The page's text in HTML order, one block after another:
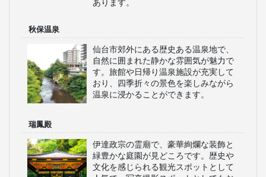
あります。
秋保温泉
仙台市郊外にある歴史ある温泉地で、
自然に囲まれた静かな雰囲気が魅力で
す。旅館や日帰り温泉施設が充実して
おり、四季折々の景色を楽しみながら
温泉に浸かることができます。
瑞鳳殿
伊達政宗の霊廟で、豪華絢爛な装飾と
緑豊かな庭園が見どころです。歴史や
文化を感じられる観光スポットとして